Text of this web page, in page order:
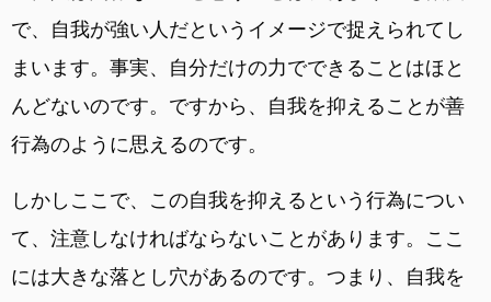
で、自我が強い人だというイメージで捉えられてし
まいます。事実、自分だけの力でできることはほと
んどないのです。ですから、自我を抑えることが善
行為のように思えるのです。
しかしここで、この自我を抑えるという行為につい
て、注意しなければならないことがあります。ここ
には大きな落とし穴があるのです。つまり、自我を